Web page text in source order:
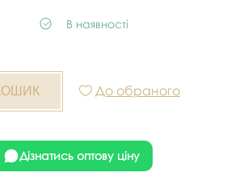
В наявності
До обраного
Дізнатись оптову ціну